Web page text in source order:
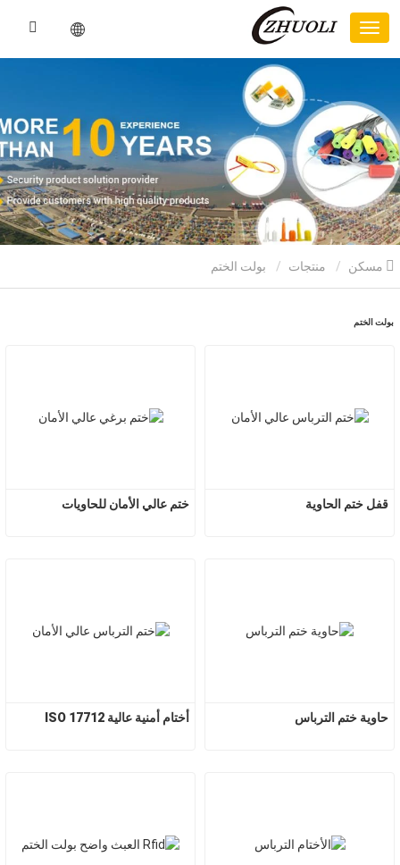
منتجات
بولت الختم
ختم عالي الأمان للحاويات قفل ختم الحاوية
أختام أمنية عالية ISO 17712 حاوية ختم الترباس